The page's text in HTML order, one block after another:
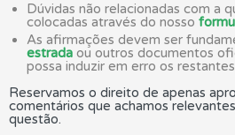
Dúvidas não relacionadas com a
colocadas através do nosso
As afirmações devem ser
estrada ou outros documentos
possa induzir em erro os
Reservamos o direito de apenas
comentários que achamos
questão.